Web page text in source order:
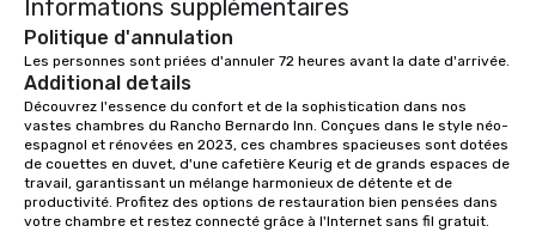
Informations supplémentaires
Politique d'annulation
Les personnes sont priées d'annuler 72 heures avant la date d'arrivée.
Additional details
Découvrez l'essence du confort et de la sophistication dans nos
vastes chambres du Rancho Bernardo Inn. Conçues dans le style néo-
espagnol et rénovées en 2023, ces chambres spacieuses sont dotées
de couettes en duvet, d'une cafetière Keurig et de grands espaces de
travail, garantissant un mélange harmonieux de détente et de
productivité. Profitez des options de restauration bien pensées dans
votre chambre et restez connecté grâce à l'Internet sans fil gratuit.